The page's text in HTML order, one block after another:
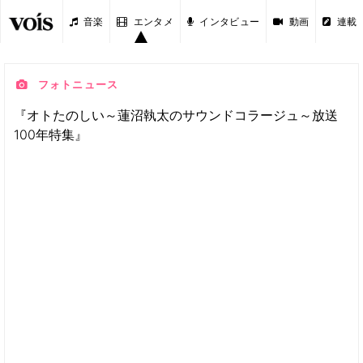
音楽 エンタメ インタビュー 動画 連載
フォトニュース
『オトたのしい～蓮沼執太のサウンドコラージュ～放送
100年特集』